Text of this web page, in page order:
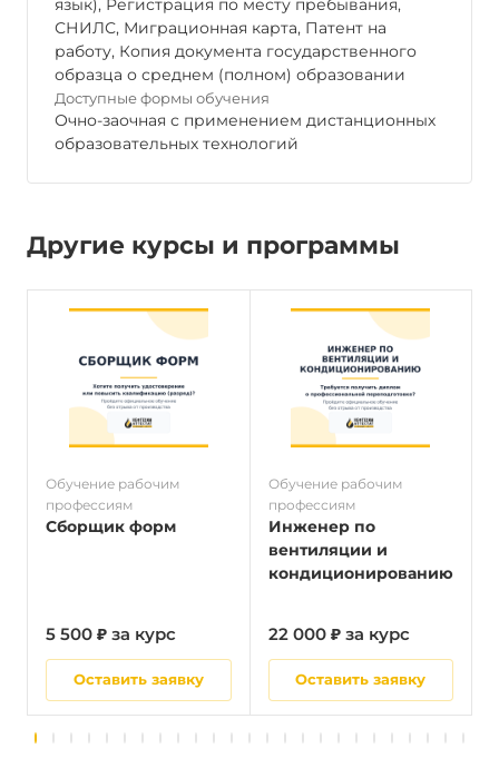
язык), Регистрация по месту пребывания,
СНИЛС, Миграционная карта, Патент на
работу, Копия документа государственного
образца о среднем (полном) образовании
Доступные формы обучения
Очно-заочная с применением дистанционных
образовательных технологий
Другие курсы и программы
Обучение рабочим
профессиям
Сборщик форм
5 500 ₽ за курс
Оставить заявку
Обучение рабочим
профессиям
Инженер по
вентиляции и
кондиционированию
22 000 ₽ за курс
Оставить заявку